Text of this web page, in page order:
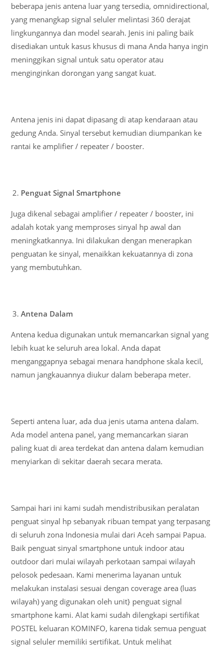
beberapa jenis antena luar yang tersedia, omnidirectional,
yang menangkap signal seluler melintasi 360 derajat
lingkungannya dan model searah. Jenis ini paling baik
disediakan untuk kasus khusus di mana Anda hanya ingin
meninggikan signal untuk satu operator atau
menginginkan dorongan yang sangat kuat.
Antena jenis ini dapat dipasang di atap kendaraan atau
gedung Anda. Sinyal tersebut kemudian diumpankan ke
rantai ke amplifier / repeater / booster.
Penguat Signal Smartphone
Juga dikenal sebagai amplifier / repeater / booster, ini
adalah kotak yang memproses sinyal hp awal dan
meningkatkannya. Ini dilakukan dengan menerapkan
penguatan ke sinyal, menaikkan kekuatannya di zona
yang membutuhkan.
Antena Dalam
Antena kedua digunakan untuk memancarkan signal yang
lebih kuat ke seluruh area lokal. Anda dapat
menganggapnya sebagai menara handphone skala kecil,
namun jangkauannya diukur dalam beberapa meter.
Seperti antena luar, ada dua jenis utama antena dalam.
Ada model antena panel, yang memancarkan siaran
paling kuat di area terdekat dan antena dalam kemudian
menyiarkan di sekitar daerah secara merata.
Sampai hari ini kami sudah mendistribusikan peralatan
penguat sinyal hp sebanyak ribuan tempat yang terpasang
di seluruh zona Indonesia mulai dari Aceh sampai Papua.
Baik penguat sinyal smartphone untuk indoor atau
outdoor dari mulai wilayah perkotaan sampai wilayah
pelosok pedesaan. Kami menerima layanan untuk
melakukan instalasi sesuai dengan coverage area (luas
wilayah) yang digunakan oleh unit} penguat signal
smartphone kami. Alat kami sudah dilengkapi sertifikat
POSTEL keluaran KOMINFO, karena tidak semua penguat
signal seluler memiliki sertifikat. Untuk melihat